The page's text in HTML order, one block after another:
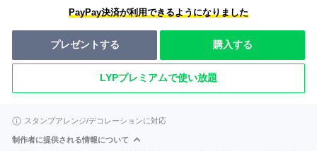
PayPay決済が利用できるようになりました
プレゼントする 購入する
LYPプレミアムで使い放題
スタンプアレンジ/デコレーションに対応
制作者に提供される情報について